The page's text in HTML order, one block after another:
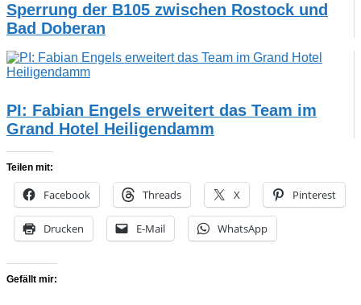
Sperrung der B105 zwischen Rostock und
Bad Doberan
PI: Fabian Engels erweitert das Team im
Grand Hotel Heiligendamm
Teilen mit:
Facebook Threads X Pinterest
Drucken E-Mail WhatsApp
Gefällt mir: